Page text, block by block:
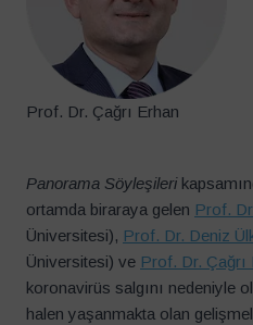
Prof. Dr. Çağrı Erhan
Panorama Söyleşileri
ortamda biraraya gelen Prof.
Üniversitesi), Prof. Dr. Deniz
Üniversitesi) ve Prof. Dr. Çağrı
koronavirüs salgını nedeniyle
halen yaşanmakta olan